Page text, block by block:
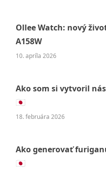
Ollee Watch: nový
A158W
10. apríla 2026
Ako som si vytvoril
🇯🇵
18. februára 2026
Ako generovať
🇯🇵